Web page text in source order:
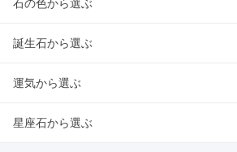
石の色から選ぶ
誕生石から選ぶ
運気から選ぶ
星座石から選ぶ